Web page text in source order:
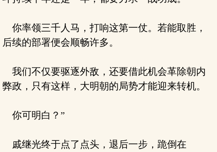
你率领三千人马，打响这第一仗。若能取胜，
后续的部署便会顺畅许多。
我们不仅要驱逐外敌，还要借此机会革除朝内
弊政，只有这样，大明朝的局势才能迎来转机。
你可明白？”
戚继光终于点了点头，退后一步，跪倒在